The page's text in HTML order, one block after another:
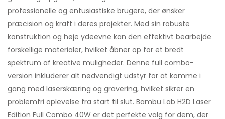
professionelle og entusiastiske brugere, der ønsker
præcision og kraft i deres projekter. Med sin robuste
konstruktion og høje ydeevne kan den effektivt bearbejde
forskellige materialer, hvilket åbner op for et bredt
spektrum af kreative muligheder. Denne full combo-
version inkluderer alt nødvendigt udstyr for at komme i
gang med laserskæring og gravering, hvilket sikrer en
problemfri oplevelse fra start til slut. Bambu Lab H2D Laser
Edition Full Combo 40W er det perfekte valg for dem, der